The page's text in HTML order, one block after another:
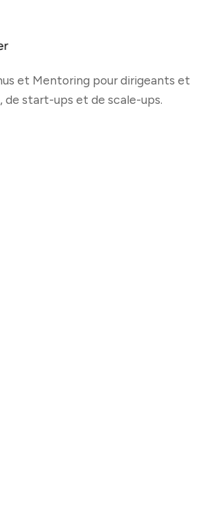
et Mentoring pour dirigeants et
de start-ups et de scale-ups.